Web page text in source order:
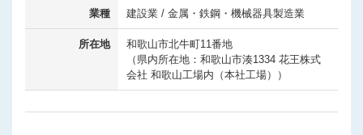
業種 建設業 / 金属・鉄鋼・機械器具製造業
所在地
和歌山市北牛町11番地
（県内所在地：和歌山市湊1334 花王株式
会社 和歌山工場内（本社工場））